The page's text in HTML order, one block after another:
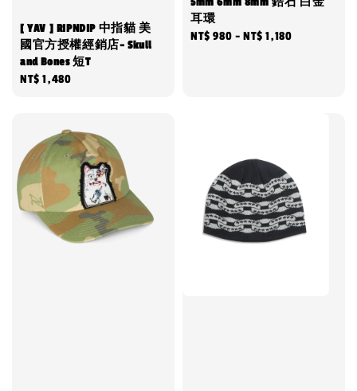
[ YAV ] RIPNDIP 中指貓 美
國官方授權經銷店- Skull
and Bones 短T
Regular
NT$ 1,480
耳環
Regular
NT$ 980 -NT$ 1,180